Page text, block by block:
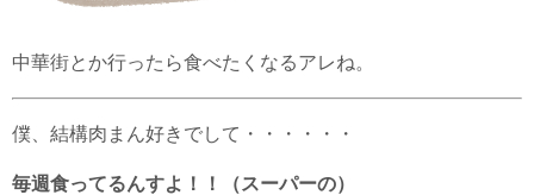
中華街とか行ったら食べたくなるアレね。
僕、結構肉まん好きでして・・・・・・
毎週食ってるんすよ！！（スーパーの）